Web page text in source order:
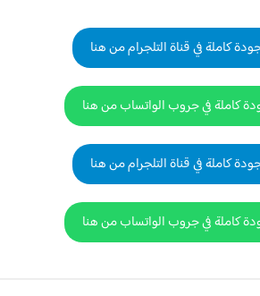
كاملة في قناة التلجرام من هنا
كاملة في جروب الواتساب من هنا
كاملة في قناة التلجرام من هنا
كاملة في جروب الواتساب من هنا